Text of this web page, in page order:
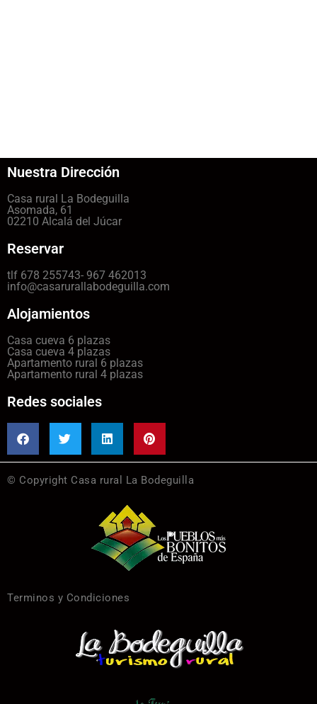
Nuestra Dirección
Casa rural La Bodeguilla
Asomada, 61
02210 Alcalá del Júcar
Reservar
tlf 678 255743- 967 462013
info@casarurallabodeguilla.com
Alojamientos
Casa cueva 6 plazas
Casa cueva 4 plazas
Apartamento rural 6 plazas
Apartamento rural 4 plazas
Redes sociales
© Copyright Casa rural La Bodeguilla
Terminos y Condiciones